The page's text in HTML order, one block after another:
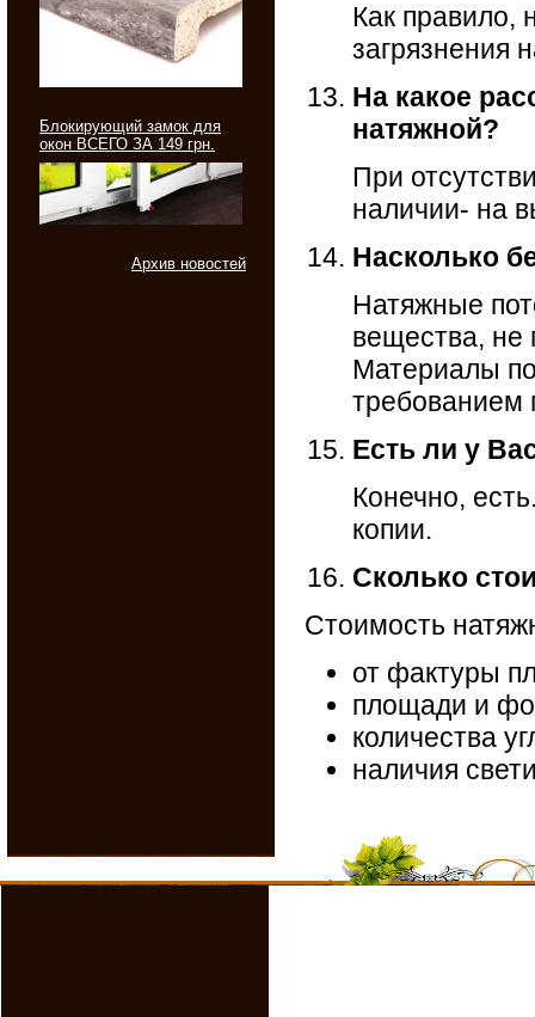
Блокирующий замок для
окон ВСЕГО ЗА 149 грн.
Архив новостей
Как правило,
загрязнения
На какое
натяжной?
При
наличии- на
Насколько
Натяжные
вещества, не
Материалы
требованием
Есть ли у
Конечно,
копии.
Сколько
Стоимость
от фактуры
площади и
количества
наличия